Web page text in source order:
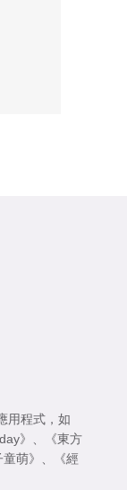
用程式，如
》
《東方
萌》
《經